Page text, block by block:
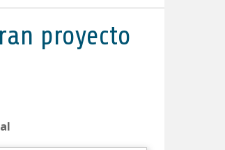
proyecto